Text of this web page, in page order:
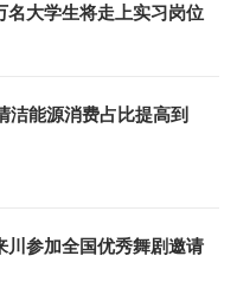
四川“逐梦计划”正式启动 2万名大学生将走上实习岗位
洁能源消费占比提高到
川参加全国优秀舞剧邀请